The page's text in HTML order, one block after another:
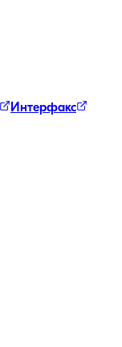
Интерфакс